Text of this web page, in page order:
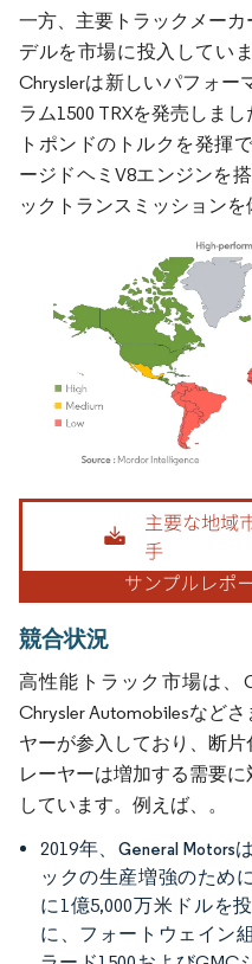
一方、主要トラックメー
デルを市場に投入してい
Chryslerは新しいパフォー
ラム1500 TRXを発売しま
トポンドのトルクを発揮
ージドヘミV8エンジンを
ックトランスミッションを
画像 © Mordor Intelligence。再利
競合状況
高性能トラック市場は、
Chrysler Automobilesなど
ヤーが参入しており、断
レーヤーは増加する需要
しています。例えば、。
2019年、 General Motors
ックの生産増強のため
に1億5,000万米ドルを
に、フォートウェイン